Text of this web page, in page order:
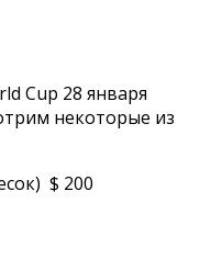
Cup 28 января
некоторые из
$ 200